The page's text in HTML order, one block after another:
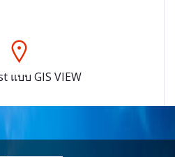
แบบ GIS VIEW